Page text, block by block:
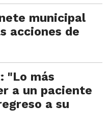
municipal
acciones de
"Lo más
a un paciente
a su